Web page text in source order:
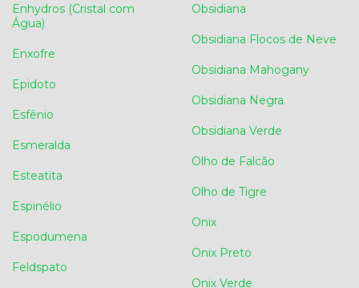
Enhydros (Cristal com
Água)
Enxofre
Epidoto
Esfênio
Esmeralda
Esteatita
Espinélio
Espodumena
Feldspato
Obsidiana
Obsidiana Flocos de Neve
Obsidiana Mahogany
Obsidiana Negra
Obsidiana Verde
Olho de Falcão
Olho de Tigre
Onix
Onix Preto
Onix Verde